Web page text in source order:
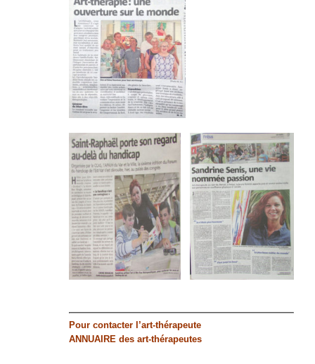
Pour contacter l’art-thérapeute
ANNUAIRE des art-thérapeutes